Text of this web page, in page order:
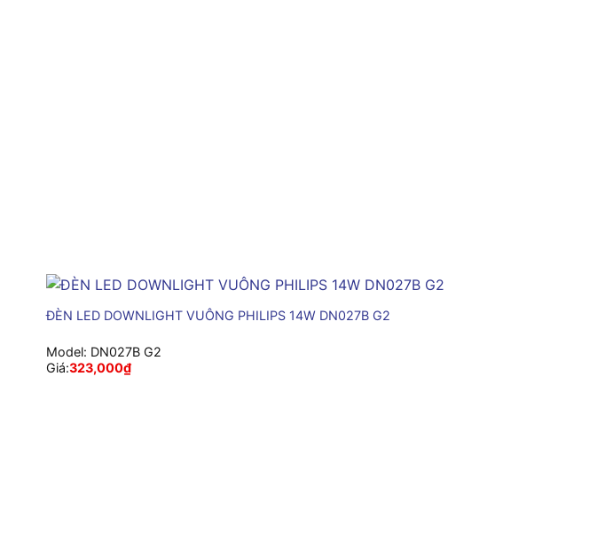
+
ĐÈN LED DOWNLIGHT VUÔNG PHILIPS 14W DN027B G2
Model: DN027B G2
Giá:323,000₫